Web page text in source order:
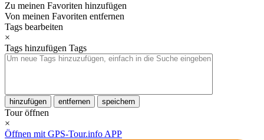
Zu meinen Favoriten hinzufügen
Von meinen Favoriten entfernen
Tags bearbeiten
×
Tags hinzufügen Tags
hinzufügen entfernen speichern
Tour öffnen
×
Öffnen mit GPS-Tour.info APP